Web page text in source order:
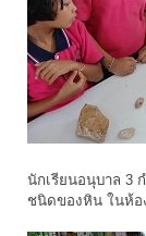
นักเรียนอนุบาล 3
ชนิดของหิน ในห้อ